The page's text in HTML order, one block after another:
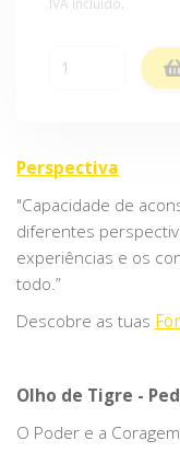
Perspectiva
"Capacidade de
diferentes
experiências e os
todo.”
Descobre as tuas
Olho de Tigre -
O Poder e a